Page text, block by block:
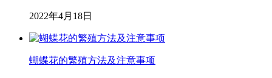
2022年4月18日
蝴蝶花的繁殖方法及注意事项